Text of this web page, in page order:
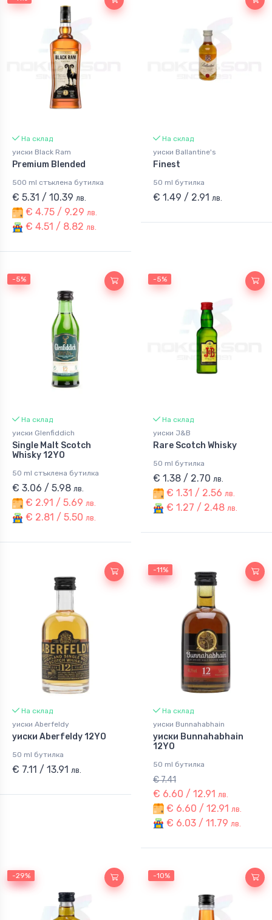
На склад
уиски Black Ram
Premium Blended
500 ml стъклена бутилка
€ 5.31 / 10.39 лв.
€ 4.75 / 9.29 лв.
€ 4.51 / 8.82 лв.
На склад
уиски Ballantine's
Finest
50 ml бутилка
€ 1.49 / 2.91 лв.
-5%
На склад
уиски Glenfiddich
Single Malt Scotch
Whisky 12YO
50 ml стъклена бутилка
€ 3.06 / 5.98 лв.
€ 2.91 / 5.69 лв.
€ 2.81 / 5.50 лв.
-5%
На склад
уиски J&B
Rare Scotch Whisky
50 ml бутилка
€ 1.38 / 2.70 лв.
€ 1.31 / 2.56 лв.
€ 1.27 / 2.48 лв.
На склад
уиски Aberfeldy
уиски Aberfeldy 12YO
50 ml бутилка
€ 7.11 / 13.91 лв.
-11%
-11%
На склад
уиски Bunnahabhain
уиски Bunnahabhain
12YO
50 ml бутилка
€ 7.41
€ 6.60 / 12.91 лв.
€ 6.60 / 12.91 лв.
€ 6.03 / 11.79 лв.
-29%
-29% -10%